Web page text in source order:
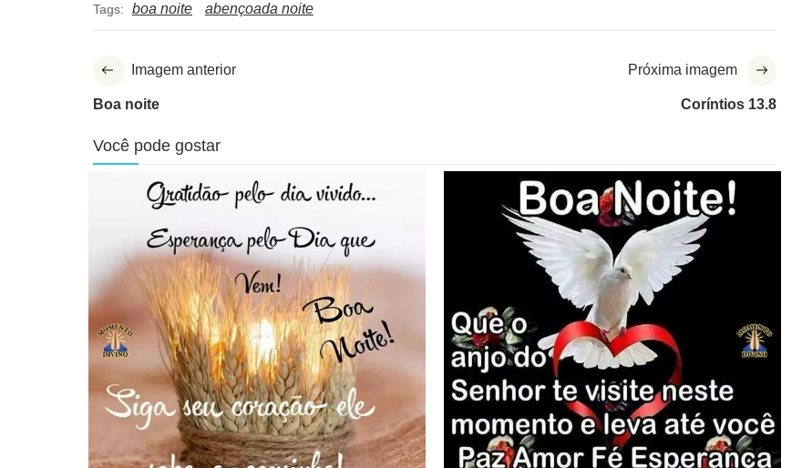
Tags: boa noite abençoada noite
Imagem anterior
Boa noite
Próxima imagem
Coríntios 13.8
Você pode gostar